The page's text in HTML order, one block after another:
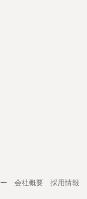
会社概要 採用情報